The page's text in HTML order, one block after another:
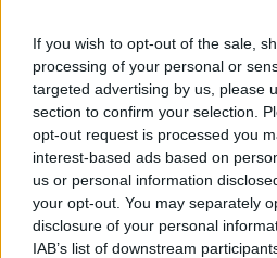
If you wish to opt-out of the sale,
processing of your personal or
targeted advertising by us, please
section to confirm your selection.
opt-out request is processed you
interest-based ads based on
us or personal information
your opt-out. You may separately
disclosure of your personal
IAB’s list of downstream
A hír megjelenését
megkereste a Neumann
Alapítványt. Árvai Zoltán
azt mondta: az ügyészség